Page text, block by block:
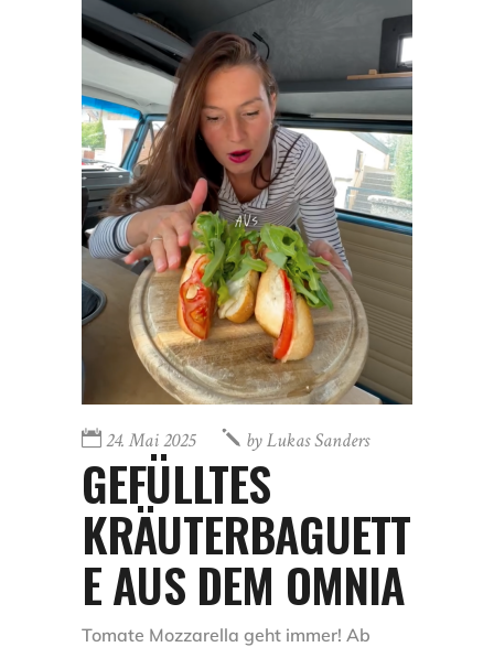
24. Mai 2025 byLukas Sanders
GEFÜLLTES
KRÄUTERBAGUETT
E AUS DEM OMNIA
Tomate Mozzarella geht immer! Ab